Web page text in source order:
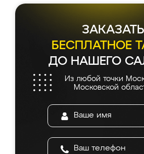
довольна, все выглядит так,
ЗАКАЗАТЬ
БЕСПЛАТНОЕ
ДО НАШЕГО
Из любой точки
Московской